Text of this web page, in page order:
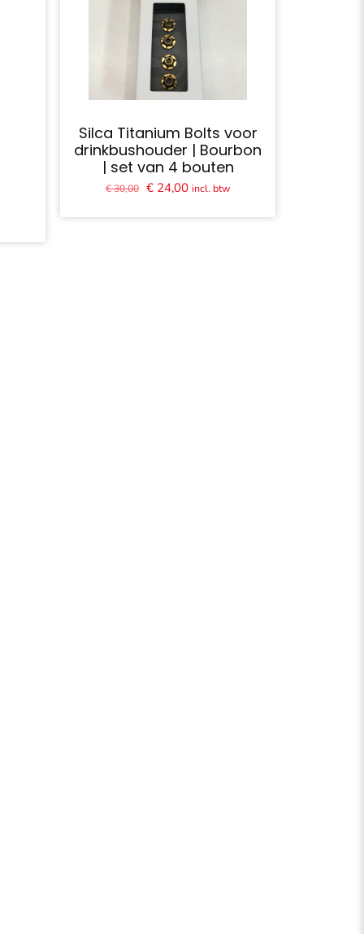
Silca Titanium Bolts voor
drinkbushouder | Bourbon
| set van 4 bouten
€30,00 Oorspronkelijke
€24,00Huidige
incl. btw